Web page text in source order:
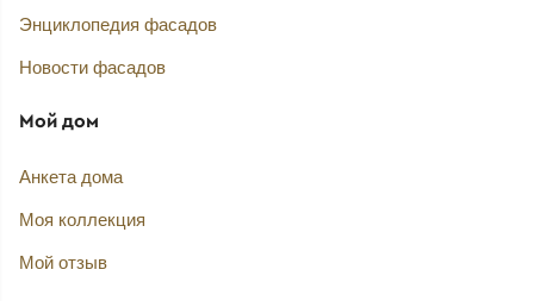
Энциклопедия фасадов
Новости фасадов
Мой дом
Анкета дома
Моя коллекция
Мой отзыв